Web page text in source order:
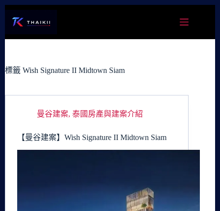
容
標籤 Wish Signature II Midtown Siam
曼谷建案, 泰國房產與建案介紹
【曼谷建案】Wish Signature II Midtown Siam